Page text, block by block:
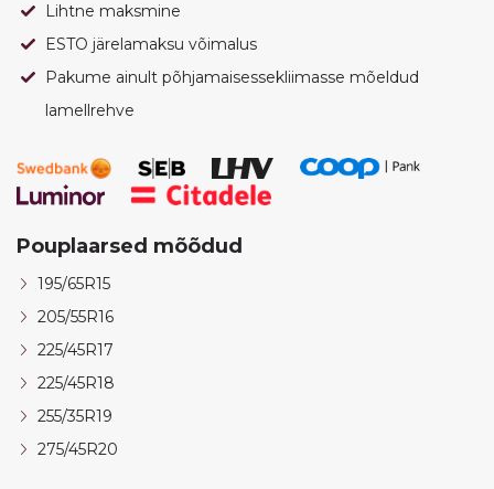
Lihtne maksmine
ESTO järelamaksu võimalus
Pakume ainult põhjamaisessekliimasse mõeldud
lamellrehve
Pouplaarsed mõõdud
195/65R15
205/55R16
225/45R17
225/45R18
255/35R19
275/45R20